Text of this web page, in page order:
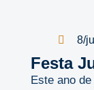
8/
Festa
Este ano